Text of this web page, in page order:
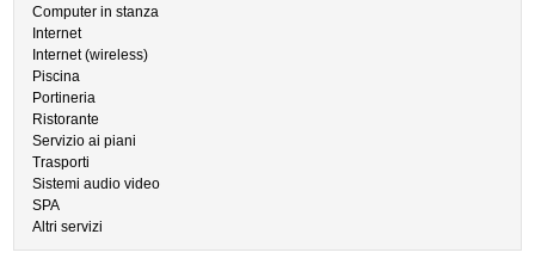
Computer in stanza
Internet
Internet (wireless)
Piscina
Portineria
Ristorante
Servizio ai piani
Trasporti
Sistemi audio video
SPA
Altri servizi